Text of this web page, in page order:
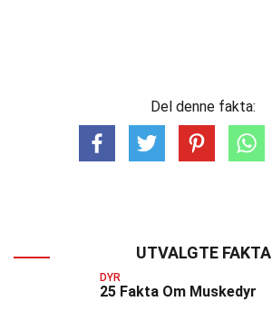
Del denne fakta:
UTVALGTE FAKTA
DYR
25 Fakta Om Muskedyr